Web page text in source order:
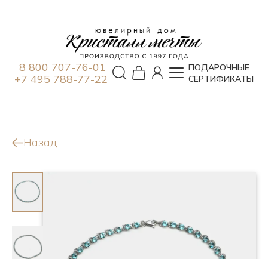
8 800 707-76-01
+7 495 788-77-22
ПОДАРОЧНЫЕ
СЕРТИФИКАТЫ
Назад